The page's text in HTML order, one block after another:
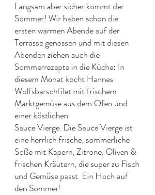
Langsam aber sicher kommt der
Sommer! Wir haben schon die
ersten warmen Abende auf der
Terrasse genossen und mit diesen
Abenden ziehen auch die
Sommerrezepte in die Küche: In
diesem Monat kocht Hannes
Wolfsbarschfilet mit frischem
Marktgemüse aus dem Ofen und
einer köstlichen
Sauce Vierge. Die Sauce Vierge ist
eine herrlich frische, sommerliche
Soße mit Kapern, Zitrone, Oliven &
frischen Kräutern, die super zu Fisch
und Gemüse passt. Ein Hoch auf
den Sommer!